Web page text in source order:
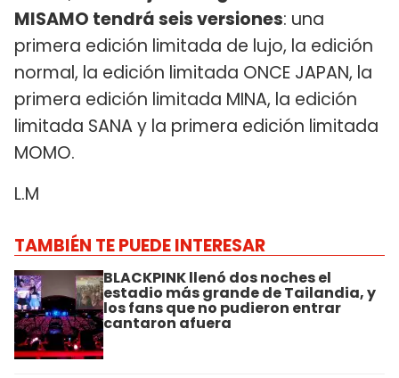
MISAMO tendrá seis versiones: una
primera edición limitada de lujo, la edición
normal, la edición limitada ONCE JAPAN, la
primera edición limitada MINA, la edición
limitada SANA y la primera edición limitada
MOMO.
L.M
TAMBIÉN TE PUEDE INTERESAR
BLACKPINK llenó dos noches el
estadio más grande de Tailandia, y
los fans que no pudieron entrar
cantaron afuera